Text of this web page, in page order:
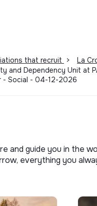
that recruit > La
and Dependency Unit at
- Social - 04-12-2026
and guide you in the
everything you